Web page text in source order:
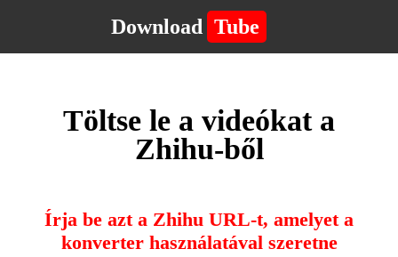
Download Tube
Töltse le a videókat a
Zhihu-ből
Írja be azt a Zhihu URL-t, amelyet a
konverter használatával szeretne